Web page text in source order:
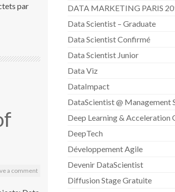
par
a comment
DATA MARKETING PARIS
Data Scientist – Graduate
Data Scientist Confirmé
Data Scientist Junior
Data Viz
DataImpact
DataScientist @ Management
Deep Learning & Acceleration
DeepTech
Développement Agile
Devenir DataScientist
Diffusion Stage Gratuite